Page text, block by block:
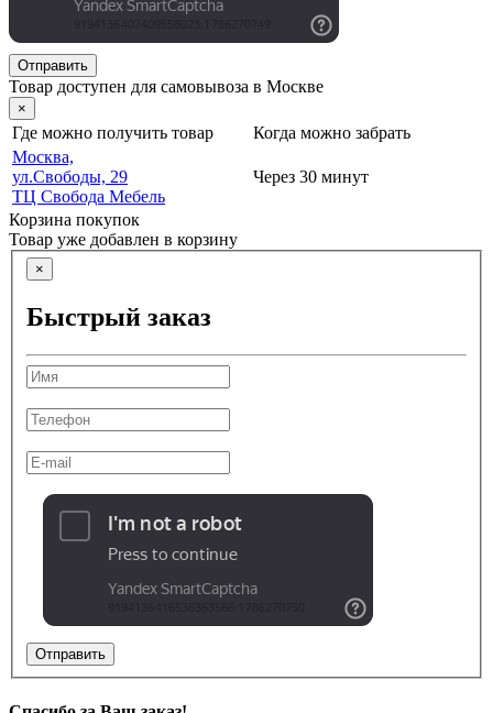
Отправить
Товар доступен для самовывоза в Москве
×
Где можно получить товар
Когда можно забрать
Москва,
ул.Свободы, 29
ТЦ Свобода Мебель
Через 30 минут
Корзина покупок
Товар уже добавлен в корзину
×
Быстрый заказ
Отправить